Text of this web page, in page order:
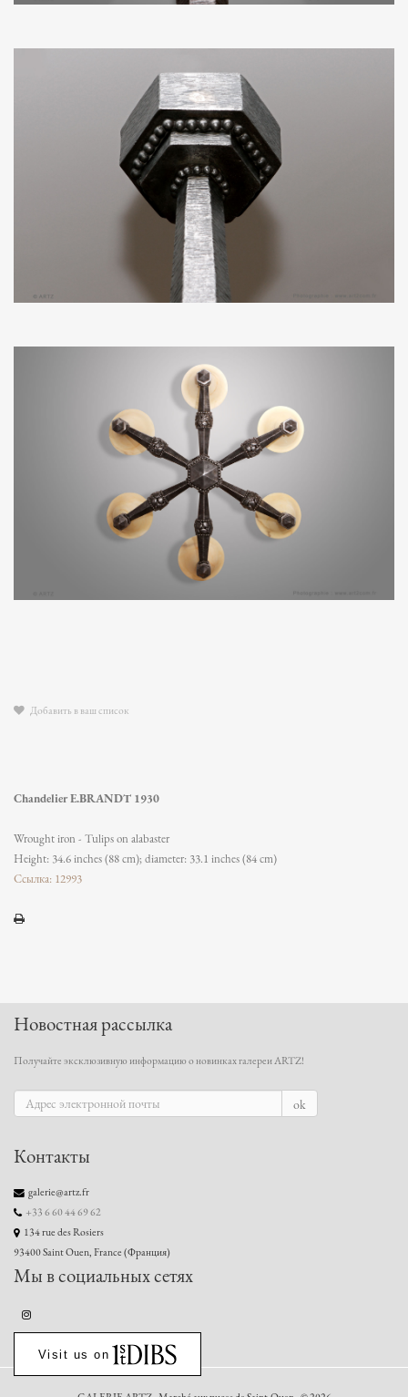
Добавить в ваш список
Chandelier E.BRANDT 1930
Wrought iron - Tulips on alabaster
Height: 34.6 inches (88 cm); diameter: 33.1 inches (84 cm)
Ссылка: 12993
Новостная рассылка
Получайте эксклюзивную информацию о новинках галереи ARTZ!
ok
Контакты
galerie@artz.fr
+33 6 60 44 69 62
134 rue des Rosiers
93400 Saint Ouen, France (Франция)
Мы в социальных сетях
Visit us on